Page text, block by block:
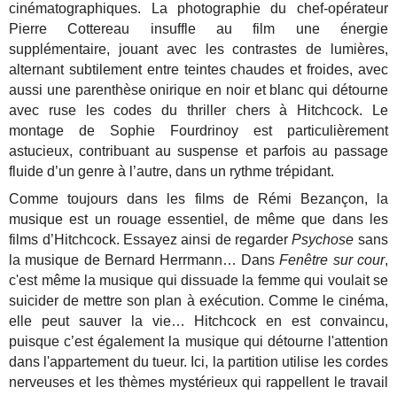
cinématographiques. La photographie du chef-opérateur
Pierre Cottereau insuffle au film une énergie
supplémentaire, jouant avec les contrastes de lumières,
alternant subtilement entre teintes chaudes et froides, avec
aussi une parenthèse onirique en noir et blanc qui détourne
avec ruse les codes du thriller chers à Hitchcock. Le
montage de Sophie Fourdrinoy est particulièrement
astucieux, contribuant au suspense et parfois au passage
fluide d’un genre à l’autre, dans un rythme trépidant.
Comme toujours dans les films de Rémi Bezançon, la
musique est un rouage essentiel, de même que dans les
films d’Hitchcock. Essayez ainsi de regarderPsychose sans
la musique de Bernard Herrmann… DansFenêtre sur cour,
c'est même la musique qui dissuade la femme qui voulait se
suicider de mettre son plan à exécution. Comme le cinéma,
elle peut sauver la vie… Hitchcock en est convaincu,
puisque c’est également la musique qui détourne l'attention
dans l'appartement du tueur. Ici, la partition utilise les cordes
nerveuses et les thèmes mystérieux qui rappellent le travail